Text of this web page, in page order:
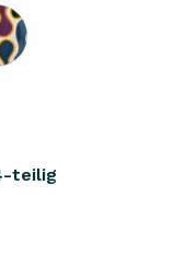
teilig